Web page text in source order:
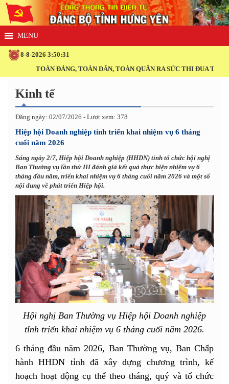
8-8-2026 3:50:32
TOÀN ĐẢNG, TOÀN DÂN, TOÀN QUÂN RA SỨC THI ĐUA THỰC
Kinh tế
Đăng ngày: 02/07/2026 - Lượt xem: 378
Hiệp hội Doanh nghiệp tỉnh triển khai nhiệm vụ 6 tháng
cuối năm 2026
Sáng ngày 2/7, Hiệp hội Doanh nghiệp (HHDN) tỉnh tổ chức hội nghị
Ban Thường vụ lần thứ III đánh giá kết quả thực hiện nhiệm vụ 6
tháng đầu năm, triển khai nhiệm vụ 6 tháng cuối năm 2026 và một số
nội dung về phát triển Hiệp hội.
Hội nghị Ban Thường vụ Hiệp hội Doanh nghiệp
tỉnh triển khai nhiệm vụ 6 tháng cuối năm 2026.
6 tháng đầu năm 2026, Ban Thường vụ, Ban Chấp
hành HHDN tỉnh đã xây dựng chương trình, kế
hoạch hoạt động cụ thể theo tháng, quý và tổ chức